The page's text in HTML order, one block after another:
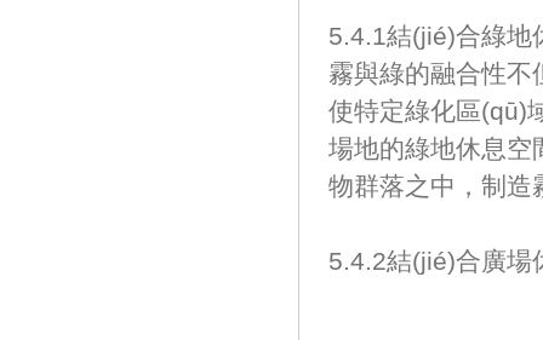
5.4.1結(jié)合綠地
霧與綠的融合性不
使特定綠化區(qū)
場地的綠地休息空
物群落之中，
5.4.2結(jié)合廣場